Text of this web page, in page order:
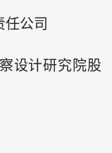
公司
设计研究院股